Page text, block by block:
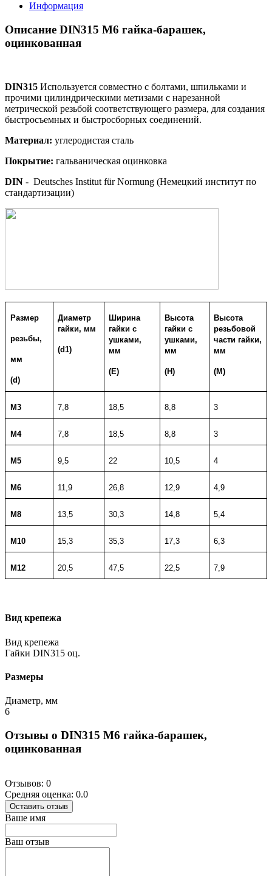
Информация
Описание DIN315 M6 гайка-барашек,
оцинкованная
DIN315 Используется совместно с болтами, шпильками и
прочими цилиндрическими метизами с нарезанной
метрической резьбой соответствующего размера, для создания
быстросъемных и быстросборных соединений.
Материал: углеродистая сталь
Покрытие: гальваническая оцинковка
DIN - Deutsches Institut für Normung (Немецкий институт по
стандартизации)
Размер
резьбы,
мм
(d)
Диаметр
гайки, мм
(d1)
Ширина
гайки с
ушками,
мм
(E)
Высота
гайки с
ушками,
мм
(H)
Высота
резьбовой
части гайки,
мм
(M)
М3 7,8 18,5 8,8 3
M4 7,8 18,5 8,8 3
M5 9,5 22 10,5 4
M6 11,9 26,8 12,9 4,9
M8 13,5 30,3 14,8 5,4
M10 15,3 35,3 17,3 6,3
M12 20,5 47,5 22,5 7,9
Вид крепежа
Вид крепежа
Гайки DIN315 оц.
Размеры
Диаметр, мм
6
Отзывы о DIN315 M6 гайка-барашек,
оцинкованная
Отзывов: 0
Средняя оценка: 0.0
Оставить отзыв
Ваше имя
Ваш отзыв